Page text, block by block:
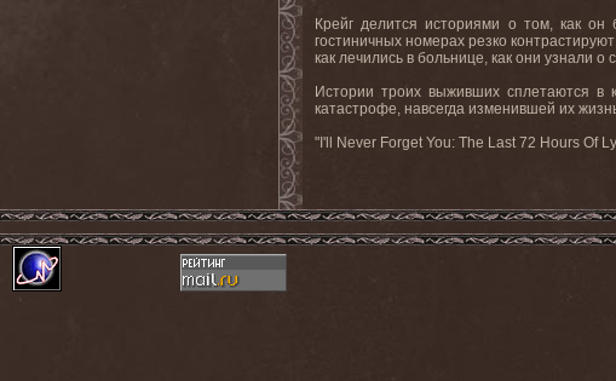
Крейг делится историями о том, как
гостиничных номерах резко
как лечились в больнице, как они узнали
Истории троих выживших сплетаются в
катастрофе, навсегда изменившей их
"I'll Never Forget You: The Last 72 Hours Of